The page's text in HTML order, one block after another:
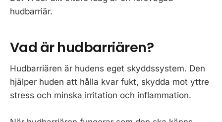
hudbarriär.
Vad är hudbarriären?
Hudbarriären är hudens eget skyddssystem. Den
hjälper huden att hålla kvar fukt, skydda mot yttre
stress och minska irritation och inflammation.